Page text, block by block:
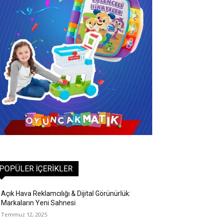
İÇERIKLER
Açık Hava Reklamcılığı & Dijital Görünürlük:
Markaların Yeni Sahnesi
Temmuz 12, 2025